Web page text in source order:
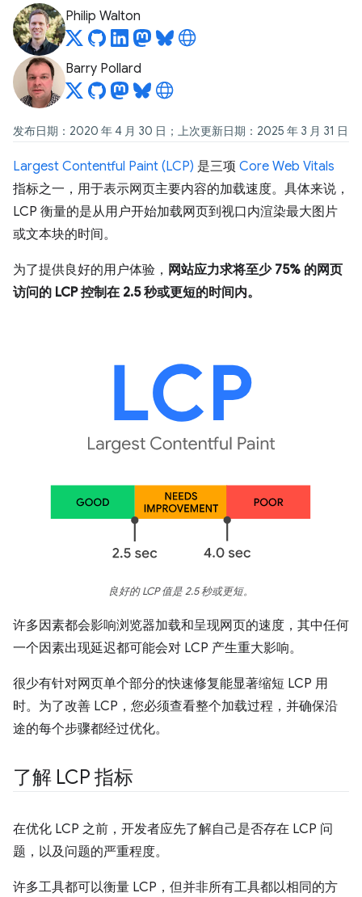
Philip Walton
Barry Pollard
发布日期：2020 年 4 月 30 日；上次更新日期：2025 年 3 月 31 日
Largest Contentful Paint (LCP) 是三项 Core Web Vitals
指标之一，用于表示网页主要内容的加载速度。具体来说，
LCP 衡量的是从用户开始加载网页到视口内渲染最大图片
或文本块的时间。
为了提供良好的用户体验， 网站应力求将至少 75% 的网页
访问的 LCP 控制在 2.5 秒或更短的时间内。
良好的 LCP 值是 2.5 秒或更短。
许多因素都会影响浏览器加载和呈现网页的速度，其中任何
一个因素出现延迟都可能会对 LCP 产生重大影响。
很少有针对网页单个部分的快速修复能显著缩短 LCP 用
时。为了改善 LCP，您必须查看整个加载过程，并确保沿
途的每个步骤都经过优化。
了解 LCP 指标
在优化 LCP 之前，开发者应先了解自己是否存在 LCP 问
题，以及问题的严重程度。
许多工具都可以衡量 LCP，但并非所有工具都以相同的方